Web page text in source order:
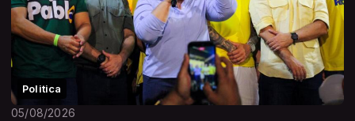
Politica
05/08/2026